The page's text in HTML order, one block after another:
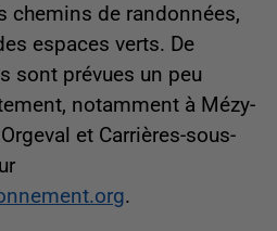
chemins de randonnées,
espaces verts. De
sont prévues un peu
notamment à Mézy-
et Carrières-sous-
.